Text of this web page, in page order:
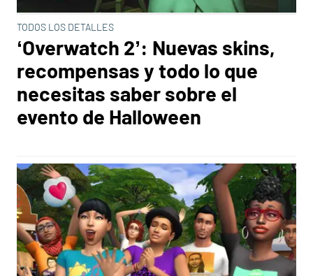
TODOS LOS DETALLES
‘Overwatch 2’: Nuevas skins,
recompensas y todo lo que
necesitas saber sobre el
evento de Halloween